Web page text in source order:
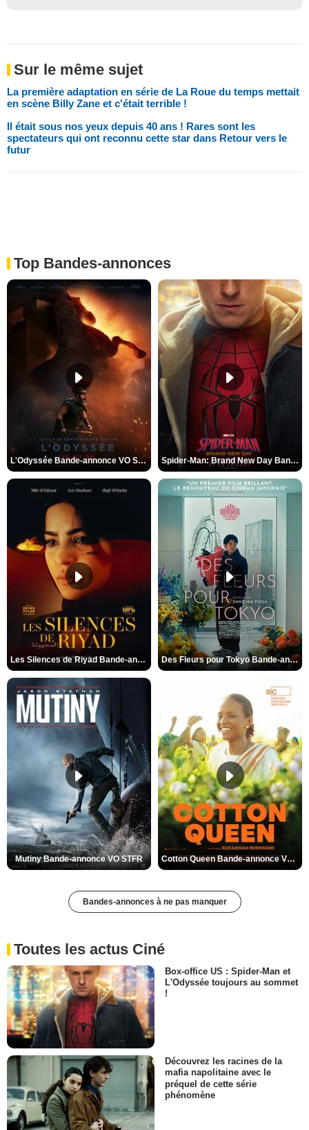
Sur le même sujet
La première adaptation en série de La Roue du temps mettait
en scène Billy Zane et c'était terrible !
Il était sous nos yeux depuis 40 ans ! Rares sont les
spectateurs qui ont reconnu cette star dans Retour vers le
futur
Top Bandes-annonces
L'Odyssée Bande-annonce VO STFR Spider-Man: Brand New Day Bande-annonce VO STFR
Les Silences de Riyad Bande-annonce VO STFR Des Fleurs pour Tokyo Bande-annonce VO STFR
Mutiny Bande-annonce VO STFR Cotton Queen Bande-annonce VO STFR
Bandes-annonces à ne pas manquer
Toutes les actus Ciné
Box-office US : Spider-Man et
L'Odyssée toujours au sommet
!
Découvrez les racines de la
mafia napolitaine avec le
préquel de cette série
phénomène